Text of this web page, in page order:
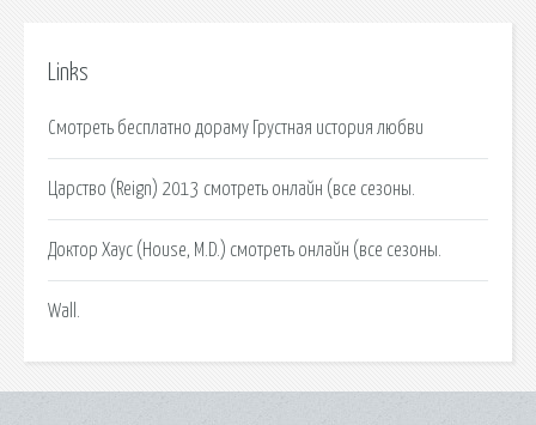
Links
Смотреть бесплатно дораму Грустная история любви
Царство (Reign) 2013 смотреть онлайн (все сезоны.
Доктор Хаус (House, M.D.) смотреть онлайн (все сезоны.
Wall.